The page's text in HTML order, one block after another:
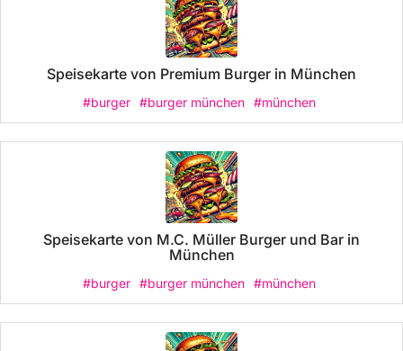
Speisekarte von Premium Burger in München
#burger #burger münchen #münchen
Speisekarte von M.C. Müller Burger und Bar in
München
#burger #burger münchen #münchen